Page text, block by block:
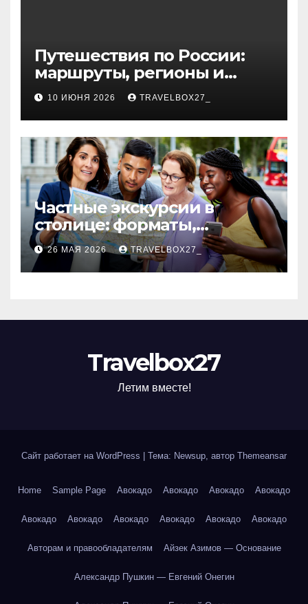
Путешествия по России:
маршруты, регионы и
особенности поездок
10 ИЮНЯ 2026 TRAVELBOX27_
Частные экскурсии в
столице: форматы,
маршруты и особенности
организации
26 МАЯ 2026 TRAVELBOX27_
Travelbox27
Летим вместе!
Сайт работает на WordPress | Тема: Newsup, автор Themeansar
Home Sample Page Авокадо Авокадо Авокадо Авокадо
Авокадо Авокадо Авокадо Авокадо Авокадо Авокадо
Авторам и правообладателям Айзек Азимов — Основание
Александр Пушкин — Евгений Онегин